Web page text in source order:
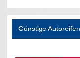
Günstige Autoreifen